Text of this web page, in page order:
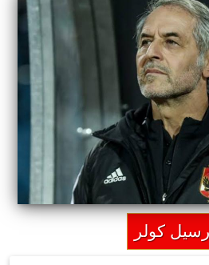
كولر